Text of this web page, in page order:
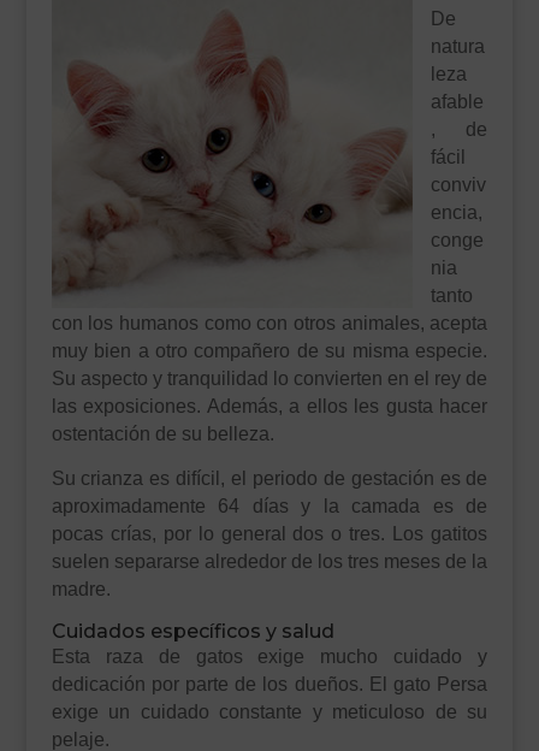
De
natura
leza
afable
, de
fácil
conviv
encia,
conge
nia
tanto
con los humanos como con otros animales, acepta
muy bien a otro compañero de su misma especie.
Su aspecto y tranquilidad lo convierten en el rey de
las exposiciones. Además, a ellos les gusta hacer
ostentación de su belleza.
Su crianza es difícil, el periodo de gestación es de
aproximadamente 64 días y la camada es de
pocas crías, por lo general dos o tres. Los gatitos
suelen separarse alrededor de los tres meses de la
madre.
Cuidados específicos y salud
Esta raza de gatos exige mucho cuidado y
dedicación por parte de los dueños. El gato Persa
exige un cuidado constante y meticuloso de su
pelaje.